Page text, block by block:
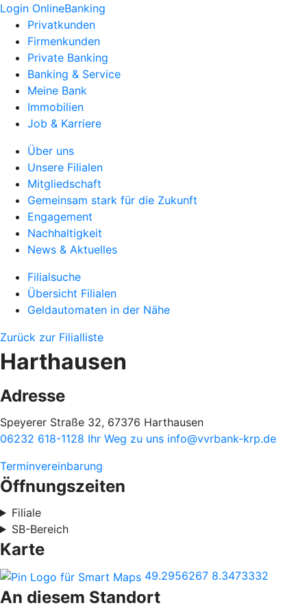
Login OnlineBanking
Privatkunden
Firmenkunden
Private Banking
Banking & Service
Meine Bank
Immobilien
Job & Karriere
Über uns
Unsere Filialen
Mitgliedschaft
Gemeinsam stark für die Zukunft
Engagement
Nachhaltigkeit
News & Aktuelles
Filialsuche
Übersicht Filialen
Geldautomaten in der Nähe
Zurück zur Filialliste
Harthausen
Adresse
Speyerer Straße 32, 67376 Harthausen
06232 618-1128 Ihr Weg zu uns info@vvrbank-krp.de
Terminvereinbarung
Öffnungszeiten
Filiale
SB-Bereich
Karte
49.2956267 8.3473332
An diesem Standort